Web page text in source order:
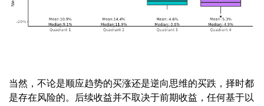
当然，不论是顺应趋势的买涨还是逆向思维的买跌，择时都
是存在风险的。后续收益并不取决于前期收益，任何基于以